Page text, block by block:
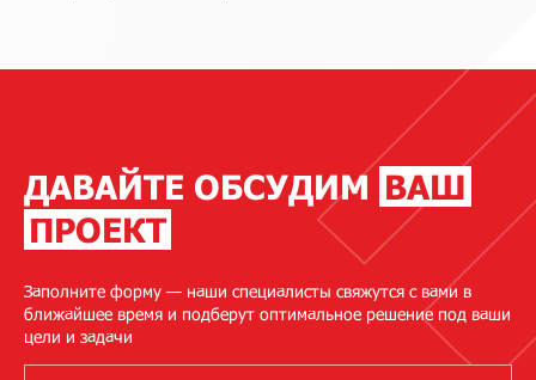
ДАВАЙТЕ ОБСУДИМ ВАШ
ПРОЕКТ
Заполните форму — наши специалисты свяжутся с вами в
ближайшее время и подберут оптимальное решение под ваши
цели и задачи